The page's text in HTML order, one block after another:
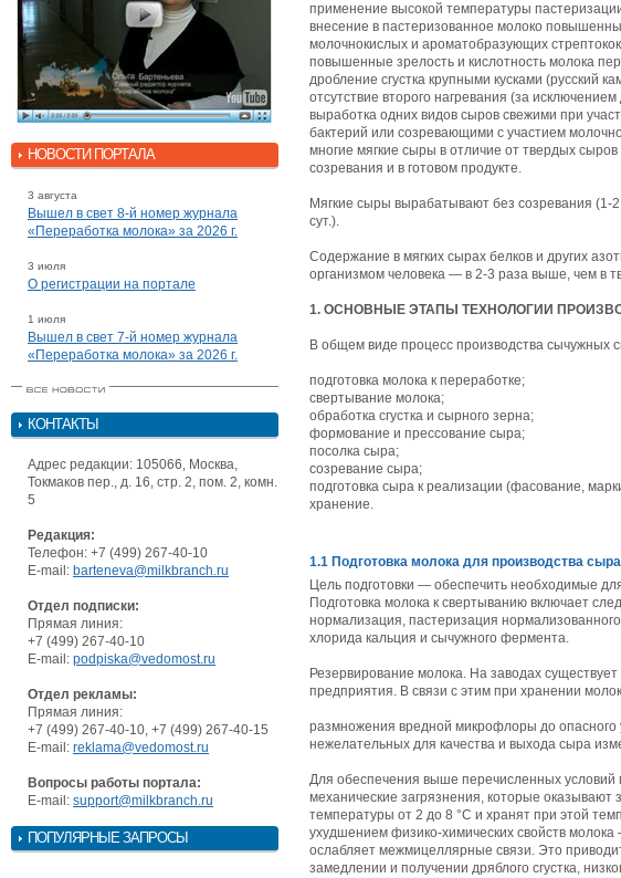
НОВОСТИ ПОРТАЛА
3 августа
Вышел в свет 8-й номер журнала
«Переработка молока» за 2026 г.
3 июля
О регистрации на портале
1 июля
Вышел в свет 7-й номер журнала
«Переработка молока» за 2026 г.
КОНТАКТЫ
Адрес редакции: 105066, Москва,
Токмаков пер., д. 16, стр. 2, пом. 2, комн.
5
Редакция:
Телефон: +7 (499) 267-40-10
E-mail: barteneva@milkbranch.ru
Отдел подписки:
Прямая линия:
+7 (499) 267-40-10
E-mail: podpiska@vedomost.ru
Отдел рекламы:
Прямая линия:
+7 (499) 267-40-10, +7 (499) 267-40-15
E-mail: reklama@vedomost.ru
Вопросы работы портала:
E-mail: support@milkbranch.ru
ПОПУЛЯРНЫЕ ЗАПРОСЫ
применение высокой температуры
внесение в пастеризованное молоко
молочнокислых и ароматобразующих
повышенные зрелость и кислотность молока
дробление сгустка крупными кусками (русский
отсутствие второго нагревания (за
выработка одних видов сыров свежими при
бактерий или созревающими с участием
многие мягкие сыры в отличие от твердых
созревания и в готовом продукте.
Мягкие сыры вырабатывают без созревания (1-
сут.).
Содержание в мягких сырах белков и других
организмом человека — в 2-3 раза выше, чем в
1. ОСНОВНЫЕ ЭТАПЫ ТЕХНОЛОГИИ
В общем виде процесс производства сычужных
подготовка молока к переработке;
свертывание молока;
обработка сгустка и сырного зерна;
формование и прессование сыра;
посолка сыра;
созревание сыра;
подготовка сыра к реализации (фасование,
хранение.
1.1 Подготовка молока для производства сыра
Цель подготовки — обеспечить необходимые
Подготовка молока к свертыванию включает
нормализация, пастеризация
хлорида кальция и сычужного фермента.
Резервирование молока. На заводах
предприятия. В связи с этим при хранении
размножения вредной микрофлоры до опасного
нежелательных для качества и выхода сыра
Для обеспечения выше перечисленных условий
механические загрязнения, которые
температуры от 2 до 8 °С и хранят при этой
ухудшением физико-химических свойств
ослабляет межмицеллярные связи. Это
замедлении и получении дряблого сгустка,